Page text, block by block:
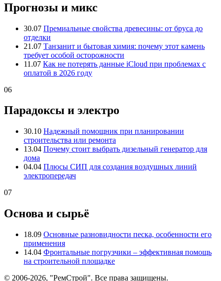
Прогнозы и микс
30.07 Премиальные свойства древесины: от бруса до
отделки
21.07 Танзанит и бытовая химия: почему этот камень
требует особой осторожности
11.07 Как не потерять данные iCloud при проблемах с
оплатой в 2026 году
06
Парадоксы и электро
30.10 Надежный помощник при планировании
строительства или ремонта
13.04 Почему стоит выбрать дизельный генератор для
дома
04.04 Плюсы СИП для создания воздушных линий
электропередач
07
Основа и сырьё
18.09 Основные разновидности песка, особенности его
применения
14.04 Фронтальные погрузчики – эффективная помощь
на строительной площадке
© 2006-2026, "РемСтрой". Все права защищены.